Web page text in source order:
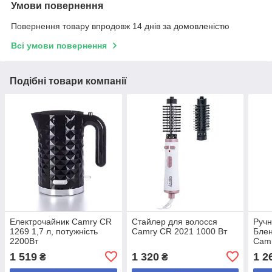
Умови повернення
Повернення товару впродовж 14 днів за домовленістю
Всі умови повернення
Подібні товари компанії
Електрочайник Camry CR
1269 1,7 л, потужність
2200Вт
1 519 ₴
Стайлер для волосся
Camry CR 2021 1000 Вт
1 320₴ 1